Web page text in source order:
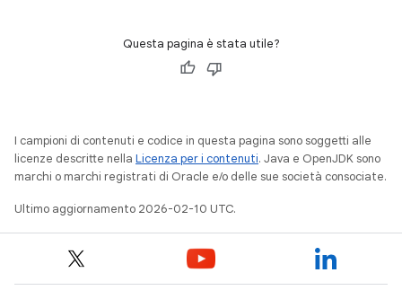
Questa pagina è stata utile?
I campioni di contenuti e codice in questa pagina sono soggetti alle
licenze descritte nella Licenza per i contenuti. Java e OpenJDK sono
marchi o marchi registrati di Oracle e/o delle sue società consociate.
Ultimo aggiornamento 2026-02-10 UTC.